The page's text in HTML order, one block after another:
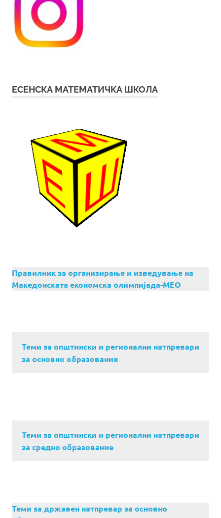
ЕСЕНСКА МАТЕМАТИЧКА ШКОЛА
Правилник за организирање и изведување на
Македонската економска олимпијада-МЕО
Теми за општински и регионални натпревари
за основно образование
Теми за општински и регионални натпревари
за средно образование
Теми за државен натпревар за основно